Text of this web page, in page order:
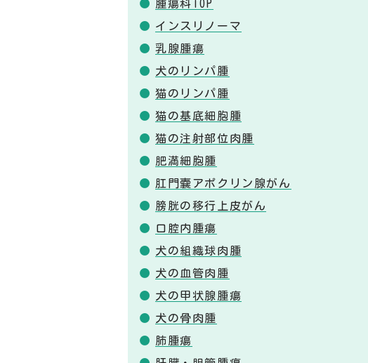
腫瘍科TOP
インスリノーマ
乳腺腫瘍
犬のリンパ腫
猫のリンパ腫
猫の基底細胞腫
猫の注射部位肉腫
肥満細胞腫
肛門嚢アポクリン腺がん
膀胱の移行上皮がん
口腔内腫瘍
犬の組織球肉腫
犬の血管肉腫
犬の甲状腺腫瘍
犬の骨肉腫
肺腫瘍